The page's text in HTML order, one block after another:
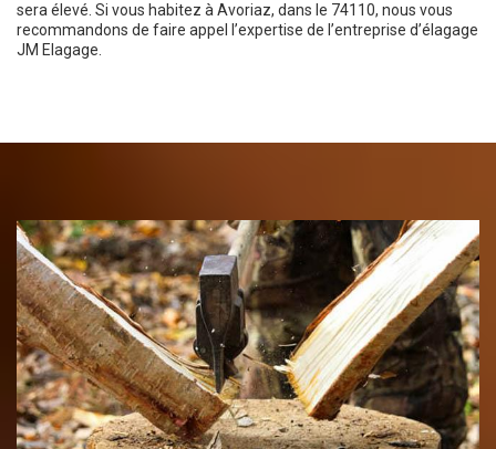
sera élevé. Si vous habitez à Avoriaz, dans le 74110, nous vous
recommandons de faire appel l’expertise de l’entreprise d’élagage
JM Elagage.